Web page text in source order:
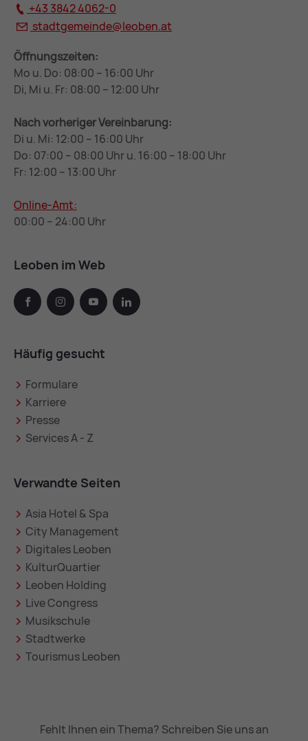
+43 3842 4062-0
stadtgemeinde@leoben.at
Öffnungszeiten:
Mo u. Do: 08:00 – 16:00 Uhr
Di, Mi u. Fr: 08:00 – 12:00 Uhr
Nach vorheriger Vereinbarung:
Di u. Mi: 12:00 – 16:00 Uhr
Do: 07:00 – 08:00 Uhr u. 16:00 – 18:00 Uhr
Fr: 12:00 – 13:00 Uhr
Online-Amt:
00:00 – 24:00 Uhr
Leoben im Web
facebook instagramyoutube linkedin
Häufig gesucht
Formulare
Karriere
Presse
Services A - Z
Verwandte Seiten
Asia Hotel & Spa
City Management
Digitales Leoben
KulturQuartier
Leoben Holding
Live Congress
Musikschule
Stadtwerke
Tourismus Leoben
Fehlt Ihnen ein Thema? Schreiben Sie uns an